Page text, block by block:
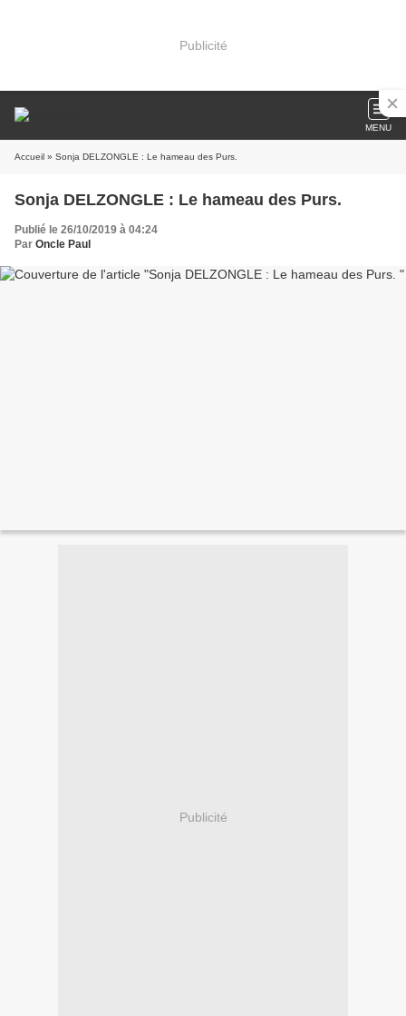
Publicité
MENU
Accueil » Sonja DELZONGLE : Le hameau des Purs.
Sonja DELZONGLE : Le hameau des Purs.
Publié le 26/10/2019 à 04:24
Par Oncle Paul
Publicité